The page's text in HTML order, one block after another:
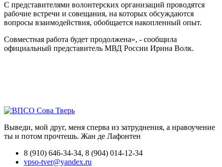
С представителями волонтерских организаций проводятся
рабочие встречи и совещания, на которых обсуждаются
вопросы взаимодействия, обобщается накопленный опыт.
Совместная работа будет продолжена», - сообщила
официальный представитель МВД России Ирина Волк.
Выведи, мой друг, меня сперва из затруднения, а нравоучение
ты и потом прочтешь. Жан де Лафонтен
8 (910) 646-34-34, 8 (904) 014-12-34
vpso-tver@yandex.ru